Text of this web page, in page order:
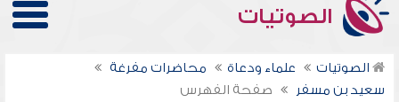
الصوتيات
الصوتيات علماء ودعاة
محاضرات مفرغة
سعيد بن مسفر
صفحة الفهرس